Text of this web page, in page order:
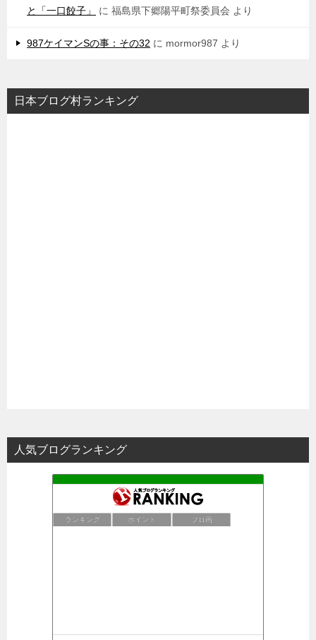
と「一口餃子」
に 福島県下郷陽平町祭委員会 より
987ケイマンSの事：その32 に mormor987 より
日本ブログ村ランキング
人気ブログランキング
ランキング ポイント ブロ画